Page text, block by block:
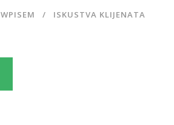
WPISEM ISKUSTVA KLIJENATA